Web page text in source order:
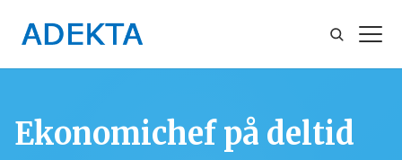
Sök
Ekonomichef på deltid